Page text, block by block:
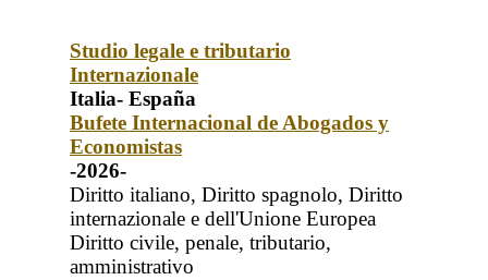
Studio legale e tributario
Internazionale
Italia- España
Bufete Internacional de Abogados y
Economistas
-2026-
Diritto italiano, Diritto spagnolo, Diritto
internazionale e dell'Unione Europea
Diritto civile, penale, tributario,
amministrativo